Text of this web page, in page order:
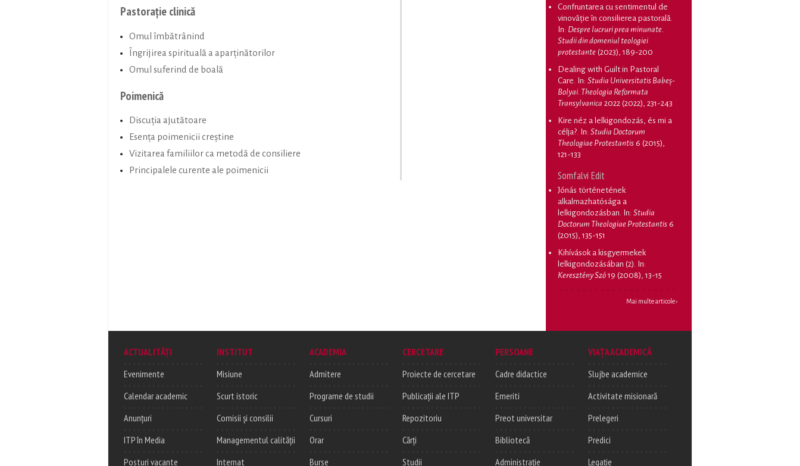
Pastorație clinică
Omul îmbătrânind
Îngrijirea spirituală a aparținătorilor
Omul suferind de boală
Poimenică
Discuția ajutătoare
Esența poimenicii creștine
Vizitarea familiilor ca metodă de consiliere
Principalele curente ale poimenicii
Confruntarea cu sentimentul de
vinovăție în consilierea pastorală.
In: Despre lucruri prea minunate.
Studii din domeniul teologiei
protestante (2023), 189-200
Dealing with Guilt in Pastoral
Care. In: Studia Universitatis Babeș-
Bolyai. Theologia Reformata
Transylvanica 2022 (2022), 231-243
Kire néz a lelkigondozás, és mi a
célja?. In: Studia Doctorum
Theologiae Protestantis 6 (2015),
121-133
Somfalvi Edit
Jónás történetének
alkalmazhatósága a
lelkigondozásban . In: Studia
Doctorum Theologiae Protestantis 6
(2015), 135-151
Kihívások a kisgyermekek
lelkigondozásában (2) . In:
Keresztény Szó19 (2008), 13-15
Mai multe articole ›
ACTUALITĂȚI
Evenimente
Calendar academic
Anunțuri
ITP în Media
Posturi vacante
INSTITUT
Misiune
Scurt istoric
Comisii și consilii
Managementul calității
Internat
ACADEMIA
Admitere
Programe de studii
Cursuri
Orar
Burse
CERCETARE
Proiecte de cercetare
Publicații ale ITP
Repozitoriu
Cărți
Studii
PERSOANE
Cadre didactice
Emeriti
Preot universitar
Bibliotecă
Administrație
VIAȚA ACADEMICĂ
Slujbe academice
Activitate misionară
Prelegeri
Predici
Legație